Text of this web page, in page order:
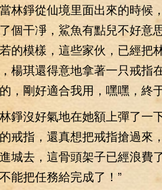
從仙境里面出來的時候，
個干凈，鯊魚有點兒不好意
的模樣，這些家伙，已經把
楊琪還得意地拿著一只戒指
，剛好適合我用，嘿嘿，終
沒好氣地在她額上彈了一
戒指，還真想把戒指搶過來
城去，這骨頭架子已經浪費
能把任務給完成了！”